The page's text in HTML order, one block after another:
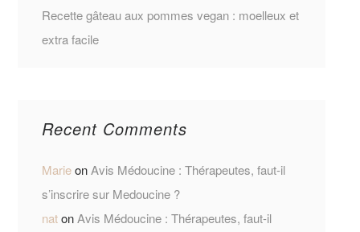
Recette gâteau aux pommes vegan : moelleux et
extra facile
Recent Comments
MarieonAvis Médoucine : Thérapeutes, faut-il
s’inscrire sur Medoucine ?
natonAvis Médoucine : Thérapeutes, faut-il